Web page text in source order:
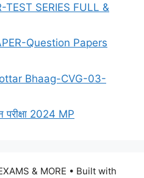
TEST SERIES FULL &
Question Papers
Bhaag-CVG-03-
परीक्षा 2024 MP
& MORE • Built with